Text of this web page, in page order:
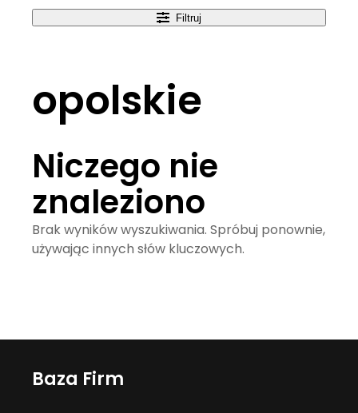
Filtruj
opolskie
Niczego nie
znaleziono
Brak wyników wyszukiwania. Spróbuj ponownie,
używając innych słów kluczowych.
Baza Firm